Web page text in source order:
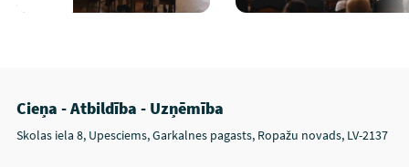
Cieņa - Atbildība - Uzņēmība
Skolas iela 8, Upesciems, Garkalnes pagasts, Ropažu novads, LV-2137